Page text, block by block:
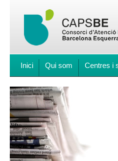
Inici Qui som Centres i